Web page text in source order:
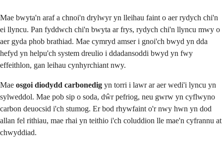
Mae bwyta'n araf a chnoi'n drylwyr yn lleihau faint o aer rydych chi'n
ei llyncu. Pan fyddwch chi'n bwyta ar frys, rydych chi'n llyncu mwy o
aer gyda phob brathiad. Mae cymryd amser i gnoi'ch bwyd yn dda
hefyd yn helpu'ch system dreulio i ddadansoddi bwyd yn fwy
effeithlon, gan leihau cynhyrchiant nwy.
Mae osgoi diodydd carbonedig yn torri i lawr ar aer wedi'i lyncu yn
sylweddol. Mae pob sip o soda, dŵr pefriog, neu gwrw yn cyflwyno
carbon deuocsid i'ch stumog. Er bod rhywfaint o'r nwy hwn yn dod
allan fel rithiau, mae rhai yn teithio i'ch coluddion lle mae'n cyfrannu at
chwyddiad.